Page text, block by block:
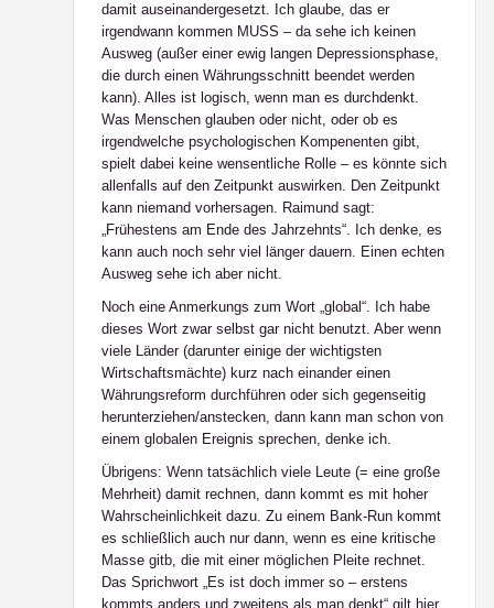
damit auseinandergesetzt. Ich glaube, das er
irgendwann kommen MUSS – da sehe ich keinen
Ausweg (außer einer ewig langen Depressionsphase,
die durch einen Währungsschnitt beendet werden
kann). Alles ist logisch, wenn man es durchdenkt.
Was Menschen glauben oder nicht, oder ob es
irgendwelche psychologischen Kompenenten gibt,
spielt dabei keine wensentliche Rolle – es könnte sich
allenfalls auf den Zeitpunkt auswirken. Den Zeitpunkt
kann niemand vorhersagen. Raimund sagt:
„Frühestens am Ende des Jahrzehnts“. Ich denke, es
kann auch noch sehr viel länger dauern. Einen echten
Ausweg sehe ich aber nicht.
Noch eine Anmerkungs zum Wort „global“. Ich habe
dieses Wort zwar selbst gar nicht benutzt. Aber wenn
viele Länder (darunter einige der wichtigsten
Wirtschaftsmächte) kurz nach einander einen
Währungsreform durchführen oder sich gegenseitig
herunterziehen/anstecken, dann kann man schon von
einem globalen Ereignis sprechen, denke ich.
Übrigens: Wenn tatsächlich viele Leute (= eine große
Mehrheit) damit rechnen, dann kommt es mit hoher
Wahrscheinlichkeit dazu. Zu einem Bank-Run kommt
es schließlich auch nur dann, wenn es eine kritische
Masse gitb, die mit einer möglichen Pleite rechnet.
Das Sprichwort „Es ist doch immer so – erstens
kommts anders und zweitens als man denkt“ gilt hier